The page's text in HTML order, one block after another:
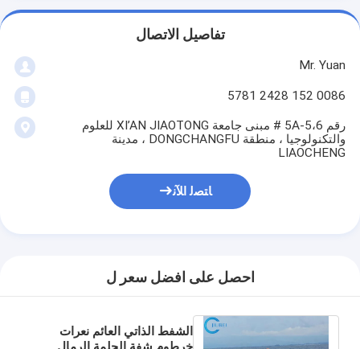
تفاصيل الاتصال
Mr. Yuan
0086 152 2428 5781
رقم 5A-5،6 # مبنى جامعة XI’AN JIAOTONG للعلوم
والتكنولوجيا ، منطقة DONGCHANGFU ، مدينة
LIAOCHENG
ﺎﺘﺼﻟ ﺍﻶﻧ
احصل على افضل سعر ل
الشفط الذاتي العائم نعرات